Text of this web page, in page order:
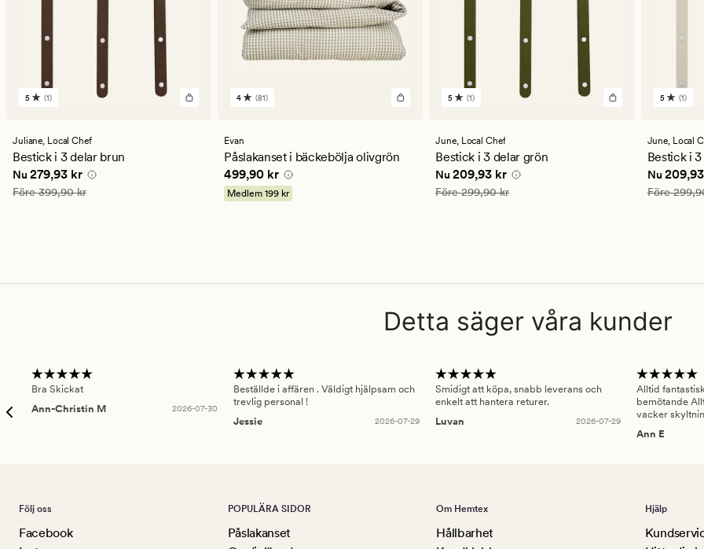
1
ett
genomsnittligt
betyg
på
5
5 (1)
Juliane, Local Chef
Bestick i 3 delar brun
Nuvarande pris
Nu 279,93 kr
Ordinarie pris 399,90 kr
Före399,90 kr
81
ett
genomsnittligt
betyg
på
4
4 (81)
Evan
Påslakanset i bäckebölja olivgrön
Pris 499,90 kr
499,90 kr
Medlem199 kr
1
ett
genomsnittligt
betyg
på
5
5 (1)
June, Local Chef
Bestick i 3 delar grön
Nuvarande pris
Nu 209,93 kr
Ordinarie pris 299,90 kr
Före299,90 kr
1
ett
betyg
på
5
5 (1)
June, Local
Bestick i
Nu
Ordinarie
Före
Detta säger våra kunder
Bra Skickat
Ann-Christin M
2026-07-30
Beställde i affären . Väldigt hjälpsam och
trevlig personal !
Jessie
2026-07-29
Smidigt att köpa, snabb leverans och
enkelt att hantera returer.
Luvan
2026-07-29
Alltid
bemötande
vacker
Ann E
Följ oss
Facebook
POPULÄRA SIDOR
Påslakanset
Om Hemtex
Hållbarhet
Hjälp